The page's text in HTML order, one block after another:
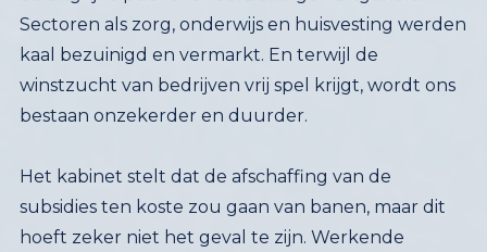
bestaan onzekerder en duurder.
Het kabinet stelt dat de afschaffing van de
subsidies ten koste zou gaan van banen, maar dit
hoeft zeker niet het geval te zijn. Werkende
mensen uit de fossiele sector hebben juist veel van
de kennis die we nodig hebben voor de
verduurzaming en hoeven er daarom niet op
achteruit te gaan. Het aanscherpen van het
klimaatbeleid kan juist veel nieuwe banen creëren
in bijvoorbeeld de verduurzaming van de
bebouwde omgeving of het uitbreiden van